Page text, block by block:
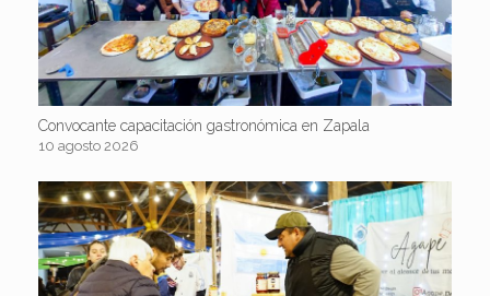
Convocante capacitación gastronómica en Zapala
10 agosto 2026